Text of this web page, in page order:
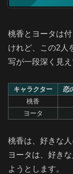
桃香とヨータは付
けれど、この2人
写が一段深く見え
キャラクター 恋
桃香
ヨータ
桃香は、好きな
ヨータは、好き
ようとします。